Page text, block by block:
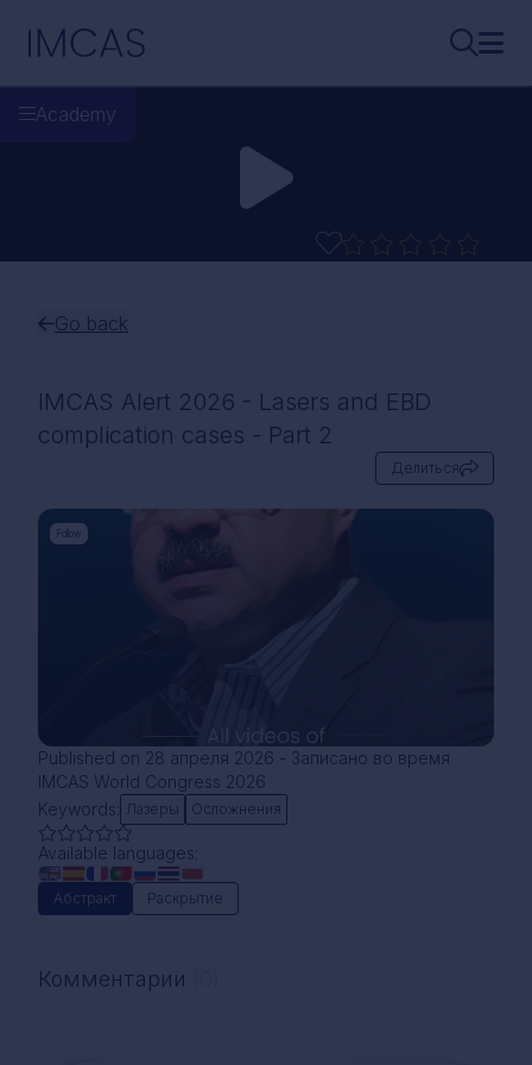
IMCAS
Academy
Go back
IMCAS Alert 2026 - Lasers and EBD
complication cases - Part 2
Делиться
Follow
Published on 28 апреля 2026 - Записано во время
IMCAS World Congress 2026
Keywords: Лазеры Осложнения
Available languages:
Абстракт Раскрытие
Комментарии